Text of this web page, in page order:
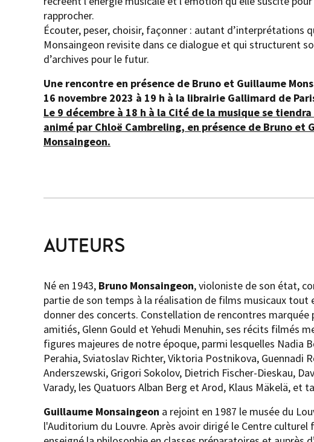
rapprocher.
Écouter, peser, choisir, façonner : autant d’interprétations
Monsaingeon revisite dans ce dialogue et qui structurent
d’archives pour le futur.
Une rencontre en présence de Bruno et Guillaume
16 novembre 2023 à 19 h à la librairie Gallimard de
Le 9 décembre à 18 h à la Cité de la musique se tiendra
animé par Chloë Cambreling, en présence de Bruno et
Monsaingeon.
AUTEURS
Né en 1943, Bruno Monsaingeon, violoniste de son état,
partie de son temps à la réalisation de films musicaux tout
donner des concerts. Constellation de rencontres marquée
amitiés, Glenn Gould et Yehudi Menuhin, ses récits filmés
figures majeures de notre époque, parmi lesquelles Nadia
Perahia, Sviatoslav Richter, Viktoria Postnikova, Guennadi
Anderszewski, Grigori Sokolov, Dietrich Fischer-Dieskau,
Varady, les Quatuors Alban Berg et Arod, Klaus Mäkelä, et
Guillaume Monsaingeon a rejoint en 1987 le musée du
l'Auditorium du Louvre. Après avoir dirigé le Centre culturel